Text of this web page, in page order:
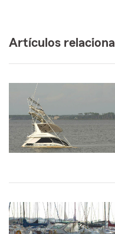
Artículos